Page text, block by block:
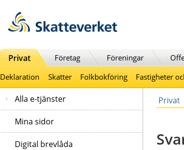
Privat Företag Föreningar
Deklaration
Skatter Folkbokföring Fastigheter
Alla e-tjänster
Mina sidor
Digital brevlåda
Privat